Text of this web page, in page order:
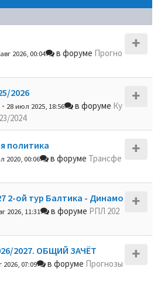
2026, 00:04 в форуме Прогно
2026
- 28 июл 2025, 18:56 в форуме Ку
2024
политика
2020, 00:06 в форуме Трансфе
2-ой тур Балтика - Динамо
2026, 11:31 в форуме РПЛ 202
2027. ОБЩИЙ ЗАЧЁТ
2026, 07:09 в форуме Прогнозы